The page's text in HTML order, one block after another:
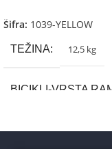
Šifra: 1039-YELLOW
TEŽINA 12,5 kg
BICIKLI-VRSTA